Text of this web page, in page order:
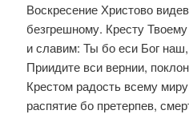
Воскресение Христово
безгрешному. Кресту
и славим: Ты бо еси Бог
Приидите вси вернии,
Крестом радость всему
распятие бо претерпев,